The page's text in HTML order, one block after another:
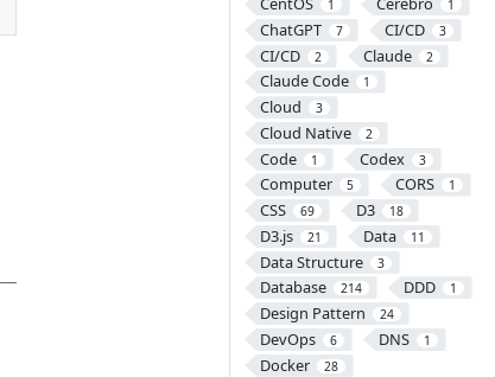
1 1
ChatGPT 7 CI/CD 3
CI/CD 2 Claude 2
Claude Code 1
Cloud 3
Cloud Native 2
Code 1 Codex 3
Computer 5 CORS 1
CSS 69 D3 18
D3.js 21 Data 11
Data Structure 3
Database 214 DDD 1
Design Pattern 24
DevOps 6 DNS 1
Docker 28